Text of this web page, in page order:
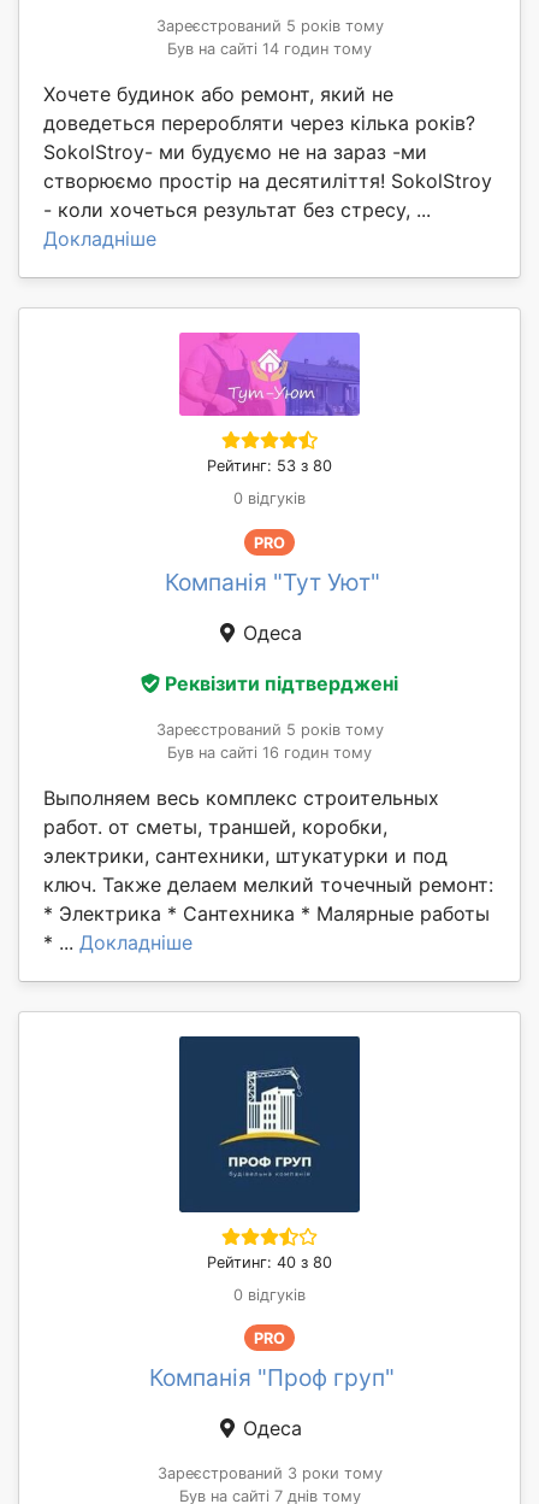
Зареєстрований 5 років тому
Був на сайті 14 годин тому
Хочете будинок або ремонт, який не
доведеться переробляти через кілька років?
SokolStroy- ми будуємо не на зараз -ми
створюємо простір на десятиліття! SokolStroy
- коли хочеться результат без стресу, ...
Докладніше
Рейтинг: 53 з 80
0 відгуків
PRO
Компанія "Тут Уют"
Одеса
Реквізити підтверджені
Зареєстрований 5 років тому
Був на сайті 16 годин тому
Выполняем весь комплекс строительных
работ. от сметы, траншей, коробки,
электрики, сантехники, штукатурки и под
ключ. Также делаем мелкий точечный ремонт:
* Электрика * Сантехника * Малярные работы
* ... Докладніше
Рейтинг: 40 з 80
0 відгуків
PRO
Компанія "Проф груп"
Одеса
Зареєстрований 3 роки тому
Був на сайті 7 днів тому